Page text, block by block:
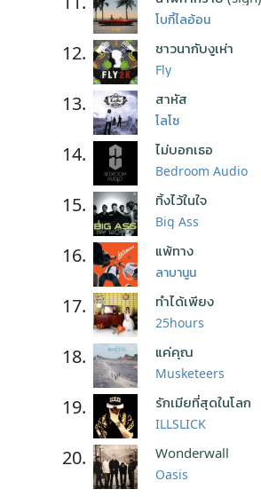
โบกี้ไลอ้อน
12. ชาวนากับงูเห่า
Fly
13. สาหัส
โลโซ
14. ไม่บอกเธอ
Bedroom Audio
15. ทิ้งไว้ในใจ
Big Ass
16. แพ้ทาง
ลาบานูน
17. ทำได้เพียง
25hours
18. แค่คุณ
Musketeers
19. รักเมียที่สุดในโลก
ILLSLICK
20. Wonderwall
Oasis